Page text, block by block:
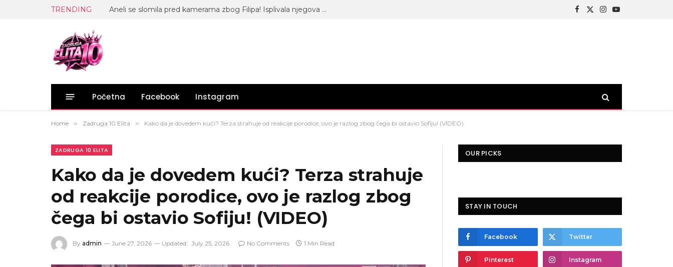
TRENDING Aneli se slomila pred kamerama zbog Filipa! Isplivala njegova prepiska sa Jovanom Cvijanović: “Aj ‘vamo”, “Bani sad”… Facebook
X
Instagram
YouTube
Početna Facebook Instagram
Home » Zadruga 10 Elita » Kako da je dovedem kući? Terza strahuje od reakcije porodice, ovo je razlog zbog čega bi ostavio Sofiju! (VIDEO)
ZADRUGA 10 ELITA
Kako da je dovedem kući? Terza strahuje
od reakcije porodice, ovo je razlog zbog
čega bi ostavio Sofiju! (VIDEO)
By admin June 27, 2026 Updated: July 25, 2026 No Comments 1 Min Read
OUR PICKS
STAY IN TOUCH
Facebook Twitter
Pinterest Instagram